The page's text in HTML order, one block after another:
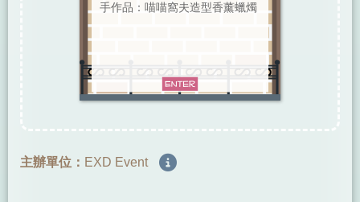
手作品：喵喵窩夫造型香薰蠟燭
主辦單位： EXD Event